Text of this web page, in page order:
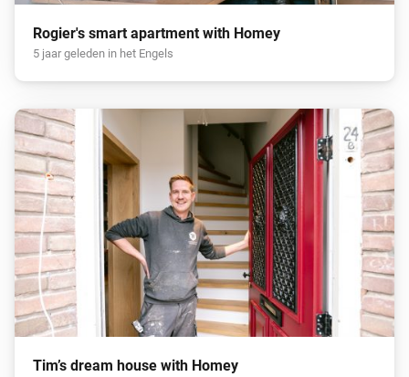
Rogier's smart apartment with Homey
5 jaar geleden in het Engels
Tim’s dream house with Homey